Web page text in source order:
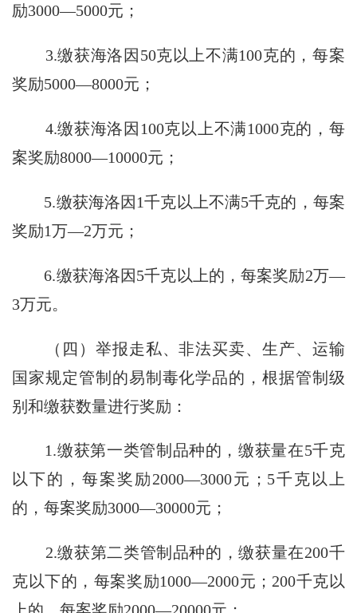
励3000—5000元；
3.缴获海洛因50克以上不满100克的，每案
奖励5000—8000元；
4.缴获海洛因100克以上不满1000克的，每
案奖励8000—10000元；
5.缴获海洛因1千克以上不满5千克的，每案
奖励1万—2万元；
6.缴获海洛因5千克以上的，每案奖励2万—
3万元。
（四）举报走私、非法买卖、生产、运输
国家规定管制的易制毒化学品的，根据管制级
别和缴获数量进行奖励：
1.缴获第一类管制品种的，缴获量在5千克
以下的，每案奖励2000—3000元；5千克以上
的，每案奖励3000—30000元；
2.缴获第二类管制品种的，缴获量在200千
克以下的，每案奖励1000—2000元；200千克以